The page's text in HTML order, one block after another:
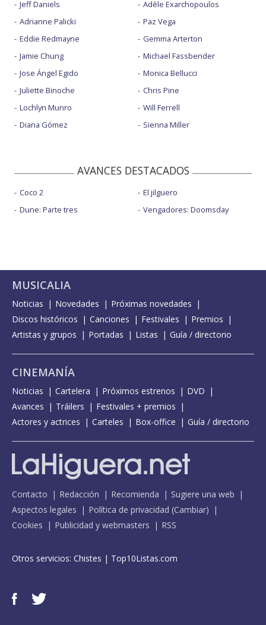
Jeff Daniels
Adrianne Palicki
Eddie Redmayne
Jamie Chung
Jose Ángel Egido
Juliette Binoche
Lochlyn Munro
Diana Gómez
Adèle Exarchopoulos
Paz Vega
Gemma Arterton
Michael Fassbender
Monica Bellucci
Chris Pine
Will Ferrell
Sienna Miller
AVANCES DESTACADOS
Coco 2
Dune: Parte tres
El jilguero
Vengadores: Doomsday
MUSICALIA
Noticias Novedades
Próximas novedades
Discos históricos
Canciones Festivales
Premios
Artistas y grupos
Portadas Listas Guía / directorio
CINEMANÍA
Noticias Cartelera Próximos estrenos
DVD
Avances
Tráilers
Festivales + premios
Actores y actrices
Carteles Box-office Guía / directorio
Contacto Redacción Recomienda
Sugiere una web
Aspectos legales
Política de privacidad (Cambiar)
Cookies
Publicidad y webmasters RSS
Otros servicios: Chistes | Top10Listas.com